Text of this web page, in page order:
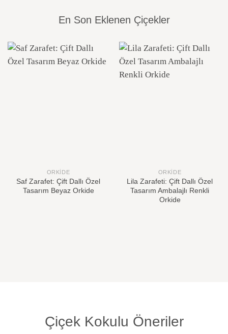
En Son Eklenen Çiçekler
ORKIDE
Saf Zarafet: Çift Dallı Özel
Tasarım Beyaz Orkide
ORKIDE
Lila Zarafeti: Çift Dallı Özel
Tasarım Ambalajlı Renkli
Orkide
Çiçek Kokulu Öneriler